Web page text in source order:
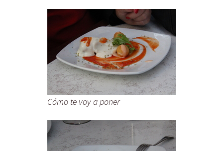
Cómo te voy a poner